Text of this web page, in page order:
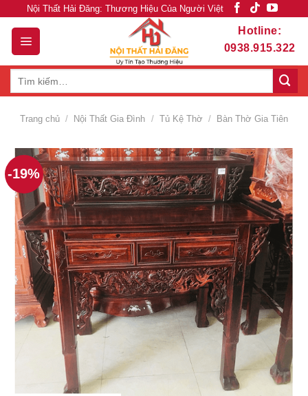
content
Nội Thất Hải Đăng: Thương Hiệu Của Người Việt
Hotline:
0938.915.322
Trang chủ / Nội Thất Gia Đình / Tủ Kệ Thờ / Bàn Thờ Gia Tiên
-19%